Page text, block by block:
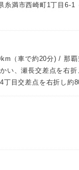
糸満市西崎町1丁目6-1
（車で約20分) / 那
い、瀬長交差点を右折
丁目交差点を右折し約